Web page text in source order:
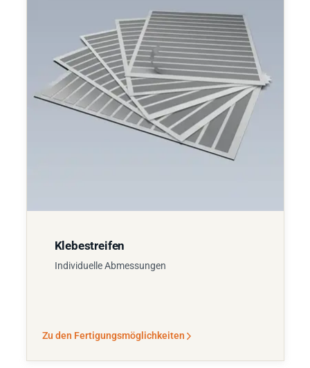
Klebestreifen
Individuelle Abmessungen
Zu den Fertigungsmöglichkeiten